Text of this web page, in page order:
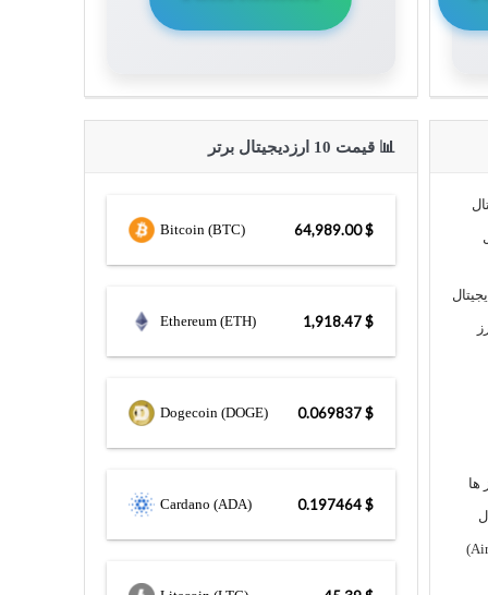
ها
📊 قیمت 10 ارزدیجیتال برتر
Bitcoin (BTC) $ 64,989.00
Ethereum (ETH) $ 1,918.47
Dogecoin (DOGE) $ 0.069837
Cardano (ADA) $ 0.197464